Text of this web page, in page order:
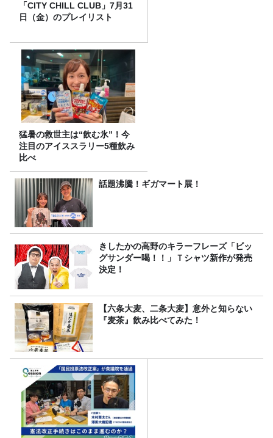
「CITY CHILL CLUB」7月31
日（金）のプレイリスト
猛暑の救世主は“飲む氷”！今
注目のアイススラリー5種飲み
比べ
話題沸騰！ギガマート展！
きしたかの高野のキラーフレーズ「ビッ
グサンダー喝！！」Ｔシャツ新作が発売
決定！
【六条大麦、二条大麦】意外と知らない
『麦茶』飲み比べてみた！